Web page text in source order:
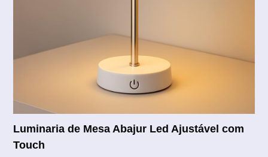
Luminaria de Mesa Abajur Led Ajustável com
Touch